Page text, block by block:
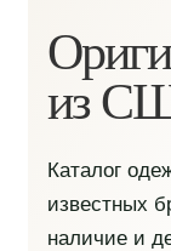
из
Каталог
известных
наличие и